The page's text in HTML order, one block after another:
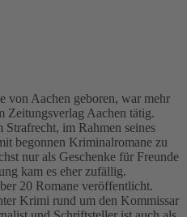
von Aachen geboren, war mehr
Zeitungsverlag Aachen tätig.
im Rahmen seines
begonnen Kriminalromane zu
nur als Geschenke für Freunde
kam es eher zufällig.
20 Romane veröffentlicht.
Krimi rund um den Kommissar